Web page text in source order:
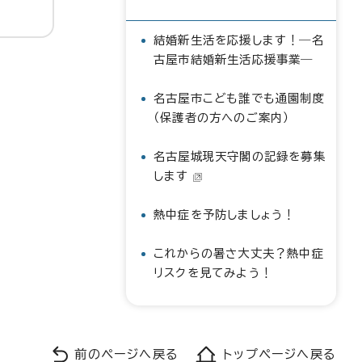
結婚新生活を応援します！―名
古屋市結婚新生活応援事業―
名古屋市こども誰でも通園制度
（保護者の方へのご案内）
名古屋城現天守閣の記録を募集
します
熱中症を予防しましょう！
これからの暑さ大丈夫？熱中症
リスクを見てみよう！
前のページへ戻る トップページへ戻る